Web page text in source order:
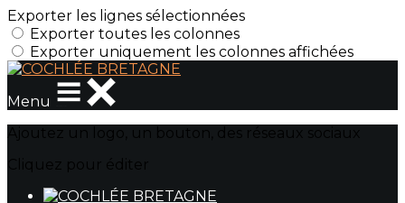
Exporter les lignes sélectionnées
Exporter toutes les colonnes
Exporter uniquement les colonnes affichées
Menu